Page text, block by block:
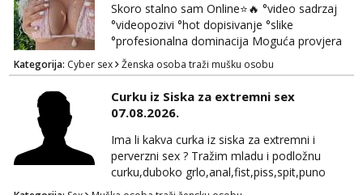
Skoro stalno sam Online⭐🔥 °video sadrzaj
°videopozivi °hot dopisivanje °slike
°profesionalna dominacija Moguća provjera
videopozivom, no ako se nakon toga ne
javite, vise vam ju ne radim 😉 100% prava i
diskretna. Probaj me jednom, nećeš moći bez
mene 😜😇 Nemojte me pitati za uzivo, jer to
ne radim. 0998785600 javljanje isključivo
porukom na WhatsApp🩷
Kategorija: Cyber sex Ženska osoba traži mušku osobu
Curku iz Siska za extremni sex
07.08.2026.
Ima li kakva curka iz siska za extremni i
perverzni sex ? Tražim mladu i podložnu
curku,duboko grlo,anal,fist,piss,spit,puno
pljuvačke,ulja i pissa,volim isto tako masažu